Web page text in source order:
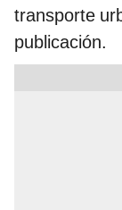
transporte
publicación.